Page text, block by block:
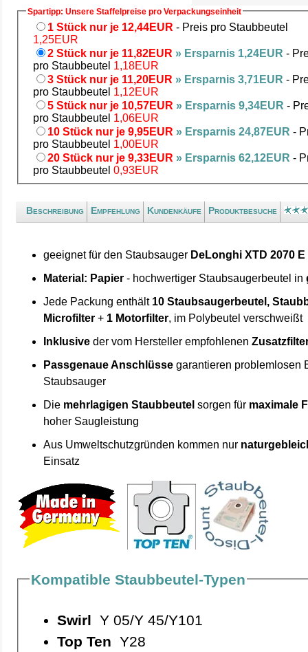
Spartipp: Unsere Staffelpreise pro Verpackungseinheit
1 Stück nur je 12,44EUR - Preis pro Staubbeutel
1,25EUR
2 Stück nur je 11,82EUR » Ersparnis 1,24EUR -
pro Staubbeutel 1,18EUR
3 Stück nur je 11,20EUR » Ersparnis 3,71EUR -
pro Staubbeutel 1,12EUR
5 Stück nur je 10,57EUR » Ersparnis 9,34EUR -
pro Staubbeutel 1,06EUR
10 Stück nur je 9,95EUR » Ersparnis 24,87EUR -
pro Staubbeutel 1,00EUR
20 Stück nur je 9,33EUR » Ersparnis 62,12EUR -
pro Staubbeutel 0,93EUR
Beschreibung Empfehlung Kundenkäufe Produktbesuche
geeignet für den Staubsauger DeLonghi XTD 2070 E
Material: Papier - hochwertiger Staubsaugerbeutel in
Jede Packung enthält 10 Staubsaugerbeutel,
Microfilter + 1 Motorfilter, im Polybeutel verschweißt
Inklusive der vom Hersteller empfohlenen
Passgenaue Anschlüsse garantieren problemlosen
Staubsauger
Die mehrlagigen Staubbeutel sorgen für maximale
hoher Saugleistung
Aus Umweltschutzgründen kommen nur
Einsatz
Kompatible Staubbeutel-Typen
Swirl Y 05/Y 45/Y101
Top Ten Y28